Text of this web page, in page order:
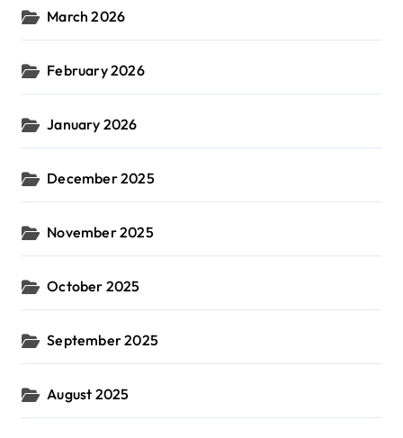
March 2026
February 2026
January 2026
December 2025
November 2025
October 2025
September 2025
August 2025